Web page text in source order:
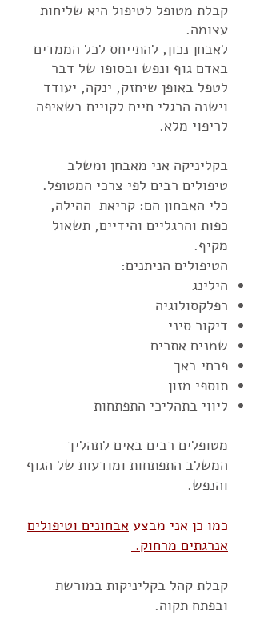
קבלת מטופל לטיפול היא שליחות
עצומה.
לאבחן נכון, להתייחס לכל הממדים
באדם גוף ונפש ובסופו של דבר
לטפל באופן שיחזק, ינקה, יעודד
וישנה הרגלי חיים לקויים בשאיפה
לריפוי מלא.
בקליניקה אני מאבחן ומשלב
טיפולים רבים לפי צרכי המטופל.
כלי האבחון הם: קריאת ההילה,
כפות והרגליים והידיים, תשאול
מקיף.
הטיפולים הניתנים:
הילינג
רפלקסולוגיה
דיקור סיני
שמנים אתרים
פרחי באך
תוספי מזון
ליווי בתהליכי התפתחות
מטופלים רבים באים לתהליך
המשלב התפתחות ומודעות של הגוף
והנפש.
כמו כן אני מבצע אבחונים וטיפולים
אנרגתים מרחוק.
קבלת קהל בקליניקות במורשת
ובפתח תקוה.